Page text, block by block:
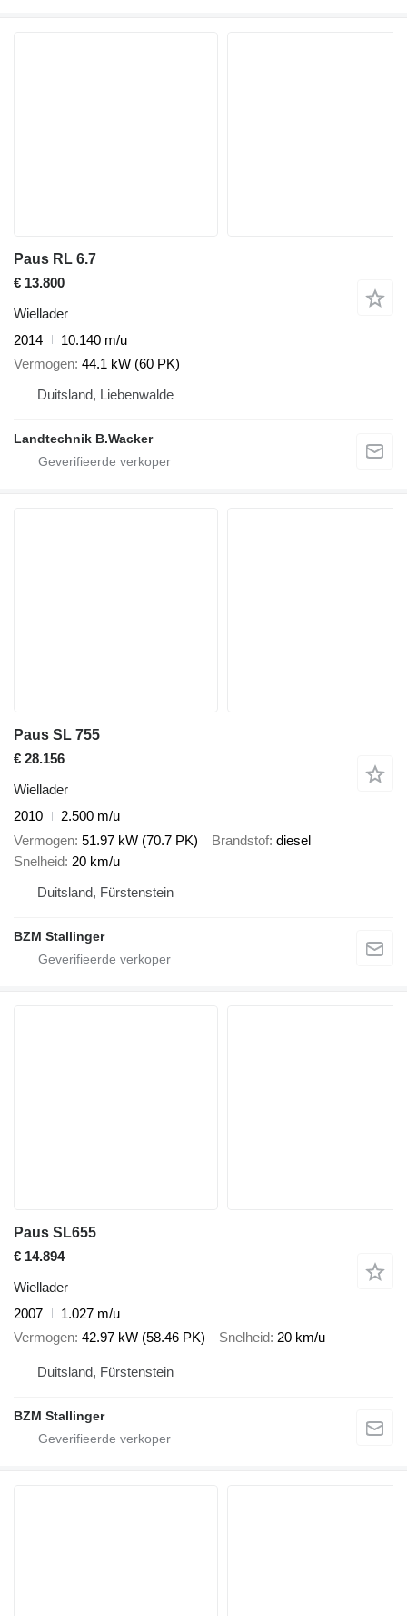
Paus RL 6.7
€ 13.800
Wiellader
2014
10.140 m/u
Vermogen 44.1 kW (60 PK)
Duitsland, Liebenwalde
Landtechnik B.Wacker
Paus SL 755
€ 28.156
Wiellader
2010
2.500 m/u
Vermogen 51.97 kW (70.7 PK) Brandstof diesel
Snelheid 20 km/u
Duitsland, Fürstenstein
BZM Stallinger
Paus SL655
€ 14.894
Wiellader
2007
1.027 m/u
Vermogen 42.97 kW (58.46 PK) Snelheid 20 km/u
Duitsland, Fürstenstein
BZM Stallinger